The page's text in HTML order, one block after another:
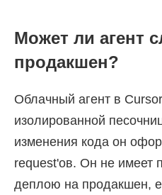
Может ли агент
продакшен?
Облачный агент в
изолированной
изменения кода он
request'ов. Он не имеет
деплою на продакшен,